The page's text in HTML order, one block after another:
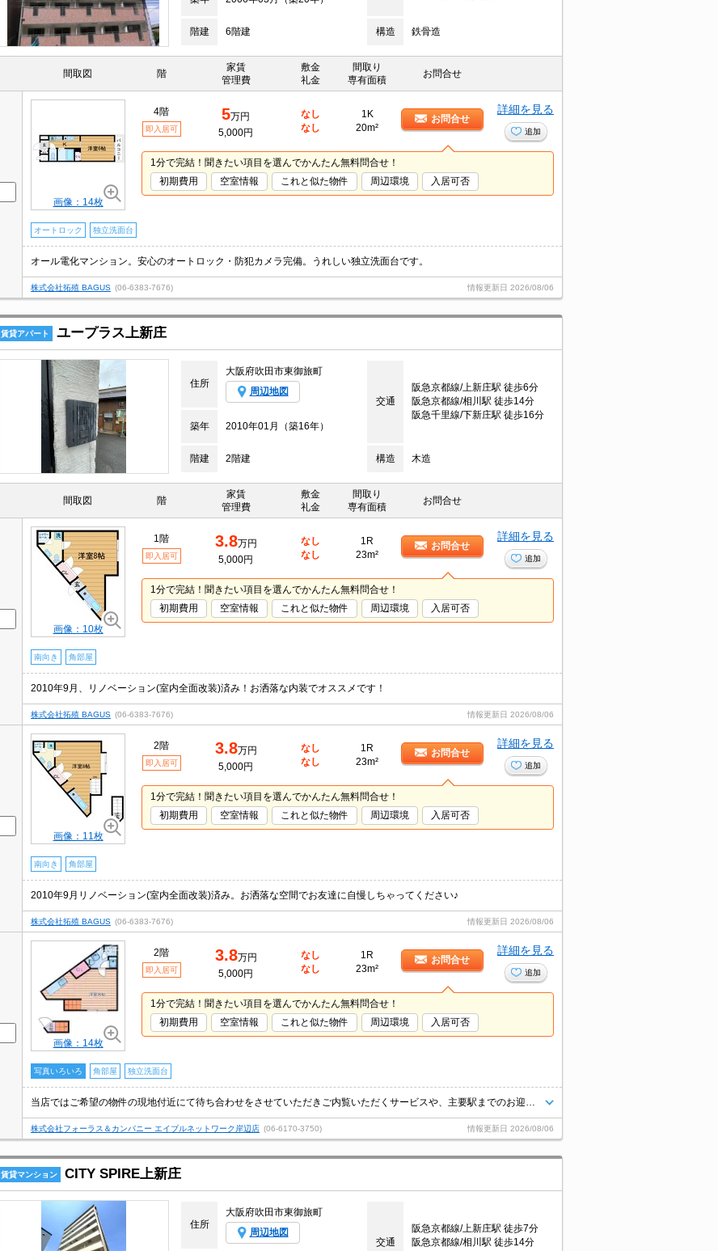
階建 6階建 構造 鉄骨造
間取図 階
家賃
管理費
敷金
礼金
間取り
専有面積
お問合せ
画像：14枚
4階
即入居可
5万円
5,000円
なし
なし
1K
20m²
お問合せ
詳細を見る
追加
1分で完結！聞きたい項目を選んでかんたん無料問合せ！
初期費用
空室情報 これと似た物件 周辺環境 入居可否
オートロック 独立洗面台
オール電化マンション。安心のオートロック・防犯カメラ完備。うれしい独立洗面台です。
株式会社拓殖 BAGUS (06-6383-7676) 情報更新日 2026/08/06
賃貸アパート ユープラス上新庄
住所
大阪府吹田市東御旅町
周辺地図
交通
阪急京都線/上新庄駅 徒歩6分
阪急京都線/相川駅 徒歩14分
阪急千里線/下新庄駅 徒歩16分
築年
2010年01月（築16年）
階建 2階建 構造 木造
間取図 階
家賃
管理費
敷金
礼金
間取り
専有面積
お問合せ
画像：10枚
1階
即入居可
3.8万円
5,000円
なし
なし
1R
23m²
お問合せ
詳細を見る
追加
1分で完結！聞きたい項目を選んでかんたん無料問合せ！
初期費用
空室情報 これと似た物件 周辺環境 入居可否
南向き 角部屋
2010年9月、リノベーション(室内全面改装)済み！お洒落な内装でオススメです！
株式会社拓殖 BAGUS (06-6383-7676) 情報更新日 2026/08/06
画像：11枚
2階
即入居可
3.8万円
5,000円
なし
なし
1R
23m²
お問合せ
詳細を見る
追加
1分で完結！聞きたい項目を選んでかんたん無料問合せ！
初期費用
空室情報 これと似た物件 周辺環境 入居可否
南向き 角部屋
2010年9月リノベーション(室内全面改装)済み。お洒落な空間でお友達に自慢しちゃってください♪
株式会社拓殖 BAGUS (06-6383-7676) 情報更新日 2026/08/06
画像：14枚
2階
即入居可
3.8万円
5,000円
なし
なし
1R
23m²
お問合せ
詳細を見る
追加
1分で完結！聞きたい項目を選んでかんたん無料問合せ！
初期費用
空室情報 これと似た物件 周辺環境 入居可否
写真いろいろ 角部屋 独立洗面台
株式会社フォーラス＆カンパニー エイブルネットワーク岸辺店 (06-6170-3750) 情報更新日 2026/08/06
賃貸マンション CITY SPIRE上新庄
住所
大阪府吹田市東御旅町
周辺地図
交通
阪急京都線/上新庄駅 徒歩7分
阪急京都線/相川駅 徒歩14分